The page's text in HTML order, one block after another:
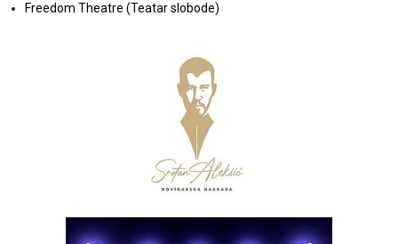
Freedom Theatre (Teatar slobode)